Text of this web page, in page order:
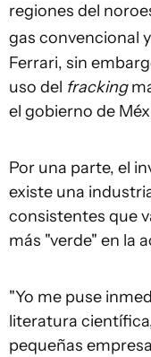
regiones del
gas convencional
Ferrari, sin
uso del fracking
el gobierno de
Por una parte, el
existe una
consistentes que
más "verde" en la
"Yo me puse
literatura
pequeñas